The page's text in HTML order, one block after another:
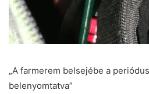
„A farmerem belsejébe a
belenyomtatva”